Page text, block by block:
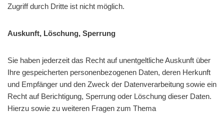
Zugriff durch Dritte ist nicht möglich.
Auskunft, Löschung, Sperrung
Sie haben jederzeit das Recht auf unentgeltliche Auskunft über
Ihre gespeicherten personenbezogenen Daten, deren Herkunft
und Empfänger und den Zweck der Datenverarbeitung sowie ein
Recht auf Berichtigung, Sperrung oder Löschung dieser Daten.
Hierzu sowie zu weiteren Fragen zum Thema